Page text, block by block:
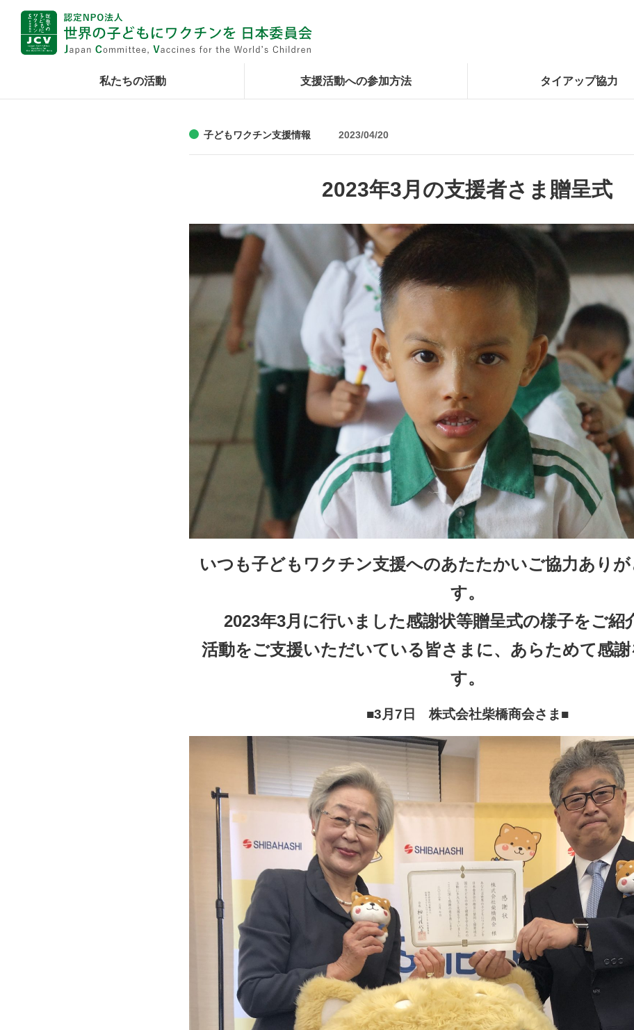
私たちの活動 支援活動への参加方法 タイアップ協力
子どもワクチン支援情報 2023/04/20
2023年3月の支援者さま贈呈式
いつも子どもワクチン支援へのあたたかいご協力ありが
す。
2023年3月に行いました感謝状等贈呈式の様子をご紹
活動をご支援いただいている皆さまに、あらためて感謝
す。
■3月7日 株式会社柴橋商会さま ■